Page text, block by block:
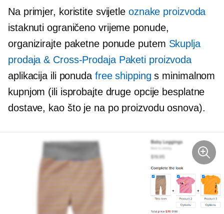
Na primjer, koristite svijetle oznake proizvoda
istaknutiograničeno vrijeme ponude,
organizirajte paketne ponude putem Skuplja
prodaja & Cross-ProdajaPaketi proizvoda
aplikacija ili ponuda free shipping s minimalnom
kupnjom (ili isprobajte druge opcije besplatne
dostave, kao što je na po proizvodu osnova).